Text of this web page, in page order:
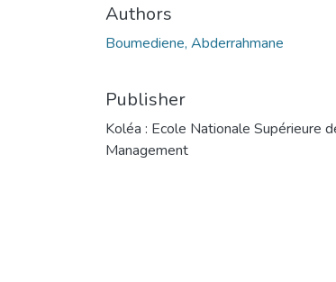
Authors
Boumediene, Abderrahmane
Publisher
Koléa : Ecole Nationale Supérieure
Management